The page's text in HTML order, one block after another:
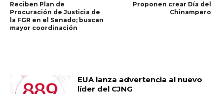
Reciben Plan de
Procuración de Justicia de
la FGR en el Senado; buscan
mayor coordinación
Proponen crear Día del
Chinampero
EUA lanza advertencia al nuevo
líder del CJNG